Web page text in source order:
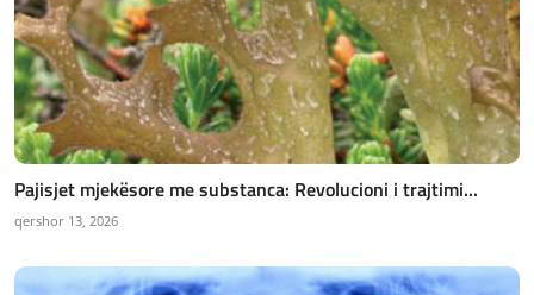
Pajisjet mjekësore me substanca: Revolucioni i trajtimi...
qershor 13, 2026